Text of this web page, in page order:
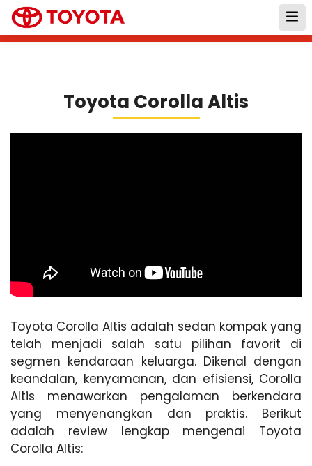
Toyota Corolla Altis
Toyota Corolla Altis adalah sedan kompak yang
telah menjadi salah satu pilihan favorit di
segmen kendaraan keluarga. Dikenal dengan
keandalan, kenyamanan, dan efisiensi, Corolla
Altis menawarkan pengalaman berkendara
yang menyenangkan dan praktis. Berikut
adalah review lengkap mengenai Toyota
Corolla Altis: